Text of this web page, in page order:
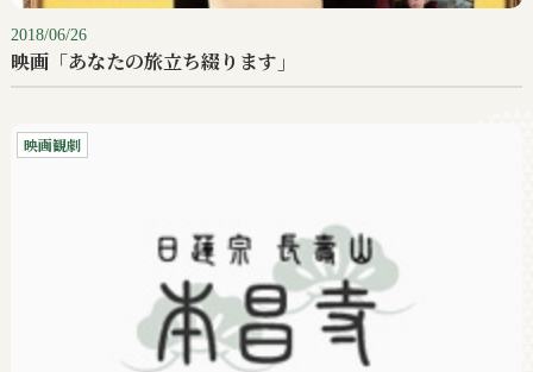
2018/06/26
映画「あなたの旅立ち綴ります」
映画観劇